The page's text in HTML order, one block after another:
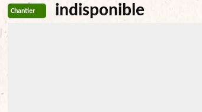
Chantier indisponible